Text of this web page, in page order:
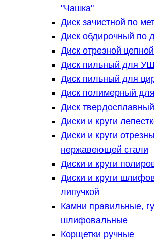
"Чашка"
Диск зачистной по
Диск обдирочный по
Диск отрезной
Диск пильный для
Диск пильный для
Диск полимерный
Диск
Диски и круги
Диски и круги
нержавеющей стали
Диски и круги
Диски и круги
липучкой
Камни правильные,
шлифовальные
Корщетки ручные